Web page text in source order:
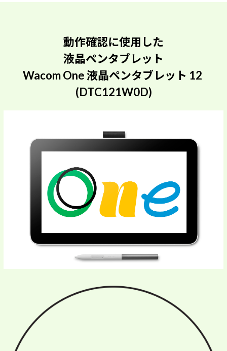
動作確認に使用した
液晶ペンタブレット
Wacom One 液晶ペンタブレット 12
(DTC121W0D)